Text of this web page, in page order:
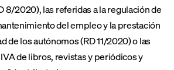
8/2020), las referidas a la regulación de
del empleo y la prestación
de los autónomos (RD 11/2020) o las
de libros, revistas y periódicos y